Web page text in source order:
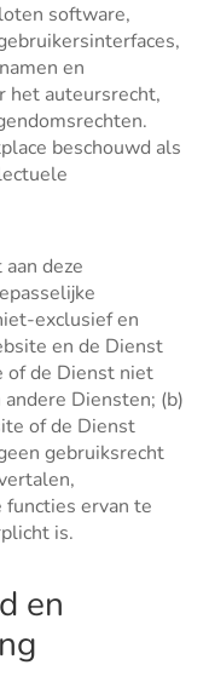
software,
en
het auteursrecht,
beschouwd als
deze
exclusief en
en de Dienst
of de Dienst niet
Diensten; (b)
of de Dienst
gebruiksrecht
functies ervan te
is.
en